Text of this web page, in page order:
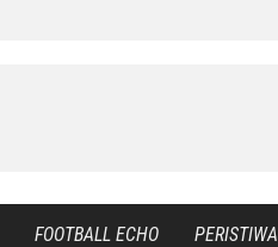
FOOTBALL ECHO PERISTIWA